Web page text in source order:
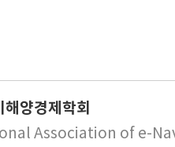
양경제학회
Association of e-